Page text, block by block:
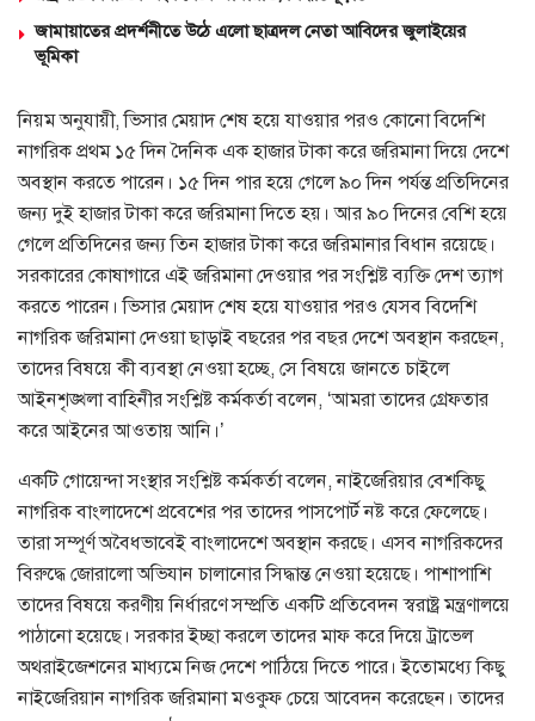
জামায়াতের প্রদর্শনীতে উঠে এলো ছাত্রদল নেতা আবিদের জুলাইয়ের
ভূমিকা
নিয়ম অনুযায়ী, ভিসার মেয়াদ শেষ হয়ে যাওয়ার পরও কোনো বিদেশি
নাগরিক প্রথম ১৫ দিন দৈনিক এক হাজার টাকা করে জরিমানা দিয়ে দেশে
অবস্থান করতে পারেন। ১৫ দিন পার হয়ে গেলে ৯০ দিন পর্যন্ত প্রতিদিনের
জন্য দুই হাজার টাকা করে জরিমানা দিতে হয়। আর ৯০ দিনের বেশি হয়ে
গেলে প্রতিদিনের জন্য তিন হাজার টাকা করে জরিমানার বিধান রয়েছে।
সরকারের কোষাগারে এই জরিমানা দেওয়ার পর সংশ্লিষ্ট ব্যক্তি দেশ ত্যাগ
করতে পারেন। ভিসার মেয়াদ শেষ হয়ে যাওয়ার পরও যেসব বিদেশি
নাগরিক জরিমানা দেওয়া ছাড়াই বছরের পর বছর দেশে অবস্থান করছেন,
তাদের বিষয়ে কী ব্যবস্থা নেওয়া হচ্ছে, সে বিষয়ে জানতে চাইলে
আইনশৃঙ্খলা বাহিনীর সংশ্লিষ্ট কর্মকর্তা বলেন, ‘আমরা তাদের গ্রেফতার
করে আইনের আওতায় আনি।’
একটি গোয়েন্দা সংস্থার সংশ্লিষ্ট কর্মকর্তা বলেন, নাইজেরিয়ার বেশকিছু
নাগরিক বাংলাদেশে প্রবেশের পর তাদের পাসপোর্ট নষ্ট করে ফেলেছে।
তারা সম্পূর্ণ অবৈধভাবেই বাংলাদেশে অবস্থান করছে। এসব নাগরিকদের
বিরুদ্ধে জোরালো অভিযান চালানোর সিদ্ধান্ত নেওয়া হয়েছে। পাশাপাশি
তাদের বিষয়ে করণীয় নির্ধারণে সম্প্রতি একটি প্রতিবেদন স্বরাষ্ট্র মন্ত্রণালয়ে
পাঠানো হয়েছে। সরকার ইচ্ছা করলে তাদের মাফ করে দিয়ে ট্রাভেল
অথরাইজেশনের মাধ্যমে নিজ দেশে পাঠিয়ে দিতে পারে। ইতোমধ্যে কিছু
নাইজেরিয়ান নাগরিক জরিমানা মওকুফ চেয়ে আবেদন করেছেন। তাদের